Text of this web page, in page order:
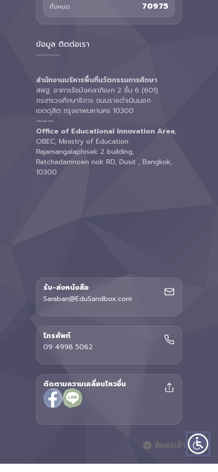
ทั้งหมด 70975
ข้อมูล ติดต่อเรา
สำนักงานบริหารพื้นที่นวัตกรรมการศึกษา
สพฐ. อาคารรัชมังคลาภิเษก 2 ชั้น 6 (601)
กระทรวงศึกษาธิการ ถนนราชดำเนินนอก
เขตดุสิต กรุงเทพมหานคร 10300
———
Office of Educational Innovation Area,
OBEC, Ministry of Education
Rajamangalaphisek 2 building,
Ratchadamnoen nok RD, Dusit , Bangkok,
10300
รับ-ส่งหนังสือ
Saraban@EduSandbox.com
โทรศัพท์
09 4998 5062
ติดตามความเคลื่อนไหวอื่น
ติดต่อเจ้าหน้าที่